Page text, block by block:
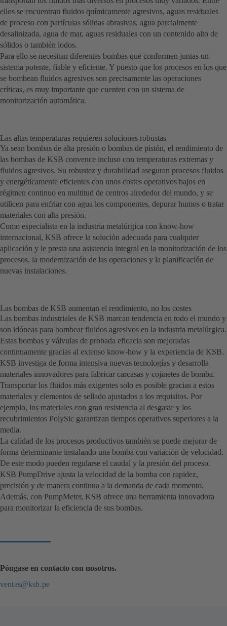
ellos se encuentran fluidos químicamente agresivos, aguas residuales
de proceso con partículas sólidas abrasivas, agua parcialmente
desalinizada, agua de mar, aguas residuales con un contenido alto de
sólidos o también lodos.
Para ello se necesitan diferentes bombas que conformen juntas un
sistema potente, fiable y eficiente. Y puesto que los procesos en los que
se bombean fluidos agresivos son precisamente las operaciones
críticas, es muy importante que cuenten con un sistema de
monitorización automática.
Las altas temperaturas requieren soluciones robustas
Ya sean bombas de alta presión o bombas de pistón, el rendimiento de
las bombas de KSB convence incluso con temperaturas extremas y
fluidos agresivos. Su robustez y durabilidad aseguran procesos fluidos
y energéticamente eficientes con unos costes operativos bajos en
régimen continuo en multitud de centros alrededor del mundo, y se
utilicen para enfriar con agua los componentes, depurar humos o tratar
materiales con alta presión.
Como especialista en la industria metalúrgica con know-how
internacional, KSB ofrece la solución adecuada para cualquier
aplicación y le presta una asistencia integral en la monitorización de los
procesos, la modernización de las operaciones y la planificación de
nuevas instalaciones.
Las bombas de KSB aumentan el rendimiento, no los costes
Las bombas industriales de KSB marcan tendencia en todo el mundo y
son idóneas para bombear fluidos agresivos en la industria metalúrgica.
Estas bombas y válvulas de probada eficacia son mejoradas
continuamente gracias al extenso know-how y la experiencia de KSB.
KSB investiga de forma intensiva nuevas tecnologías y desarrolla
materiales innovadores para fabricar carcasas y cojinetes de bomba.
Transportar los fluidos más exigentes solo es posible gracias a estos
materiales y elementos de sellado ajustados a los requisitos. Por
ejemplo, los materiales con gran resistencia al desgaste y los
recubrimientos PolySic garantizan tiempos operativos superiores a la
media.
La calidad de los procesos productivos también se puede mejorar de
forma determinante instalando una bomba con variación de velocidad.
De este modo pueden regularse el caudal y la presión del proceso.
KSB PumpDrive ajusta la velocidad de la bomba con rapidez,
precisión y de manera continua a la demanda de cada momento.
Además, con PumpMeter, KSB ofrece una herramienta innovadora
para monitorizar la eficiencia de sus bombas.
Póngase en contacto con nosotros.
ventas@ksb.pe